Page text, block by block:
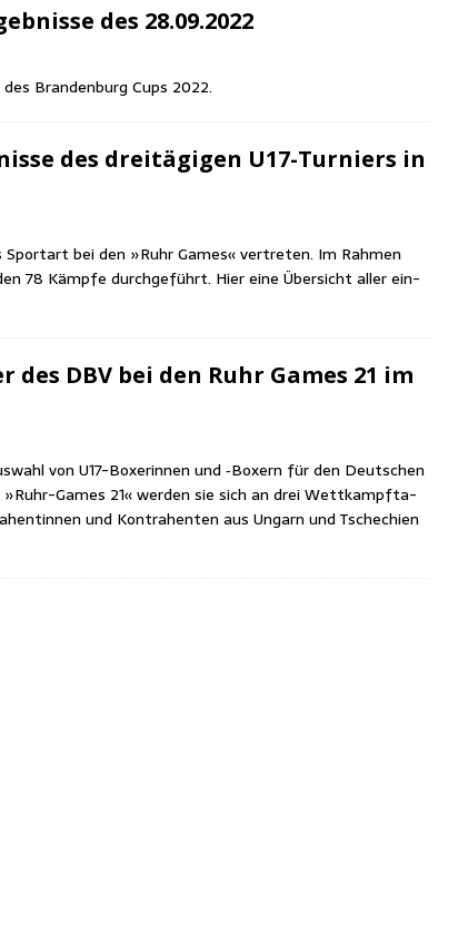
des 28.09.2022
Bran­den­burg Cups 2022.
des drei­tä­gi­gen U17-Tur­niers in
bei den »Ruhr Games« ver­tre­ten. Im Rah­men
78 Kämp­fe durch­ge­führt. Hier eine Über­sicht aller ein­
des DBV bei den Ruhr Games 21 im
von U17-Boxe­rin­nen und ‑Boxern für den Deut­schen
Games 21« wer­den sie sich an drei Wett­kampf­ta­
und Kon­tra­hen­ten aus Ungarn und Tsche­chi­en